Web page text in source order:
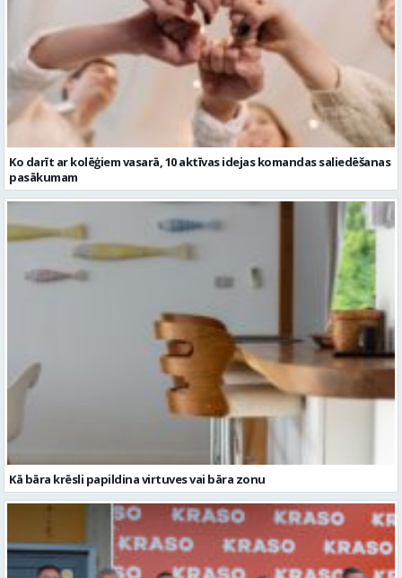
Ko darīt ar kolēģiem vasarā, 10 aktīvas idejas komandas saliedēšanas
pasākumam
Kā bāra krēsli papildina virtuves vai bāra zonu